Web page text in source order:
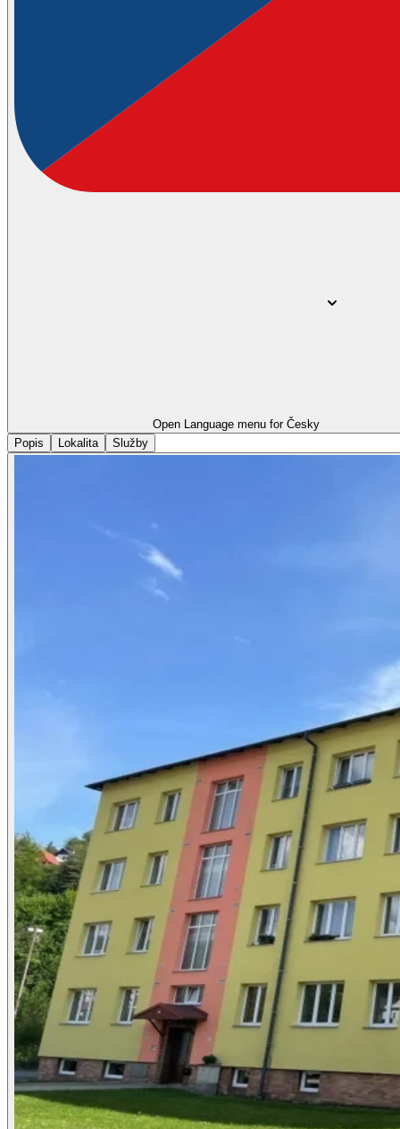
Open Language menu for Česky
Popis
Lokalita Služby